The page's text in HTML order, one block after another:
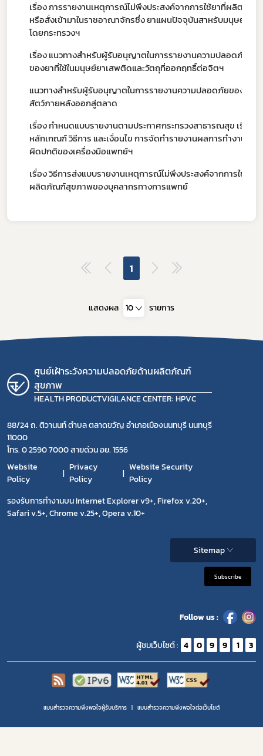
เรื่อง การรายงานเหตุการณ์ไม่พึงประสงค์จากการใช้ยาที่ผลิต นา
หรือสั่งเข้ามาในราชอาณาจักรซึ่ง ยาแผนปัจจุบันสาหรับมนุษย์
โดยกระทรวงฯ
เรื่อง แนวทางสำหรับผู้รับอนุญาตในการรายงานความปลอดภัย
ของยาที่ใช้ในมนุษย์ยาเสพติดและวัตถุที่ออกฤทธิ์ต่อจิตฯ
แนวทางสำหรับผู้รับอนุญาตในการรายงานความปลอดภัยของยา
สัตว์ภายหลังออกสู่ตลาด
เรื่อง กำหนดแบบรายงานตามประกาศกระทรวงสาธารณสุข เรื่อง
หลักเกณฑ์ วิธีการ และเงื่อนไข การจัดทำรายงานผลการทำงานอัน
ผิดปกติของเครื่องมือแพทย์ฯ
เรื่อง วิธีการส่งแบบรายงานเหตุการณ์ไม่พึงประสงค์จากการใช้
ผลิตภัณฑ์สุขภาพของบุคลากรทางการแพทย์
1
แสดงผล 10 รายการ
ศูนย์เฝ้าระวังความปลอดภัยด้านผลิตภัณฑ์
สุขภาพ
HEALTH PRODUCTVIGILANCE CENTER: HPVC
88/24 ถ. ติวานนท์ ตำบล ตลาดขวัญ อำเภอเมืองนนทบุรี นนทบุรี
11000
โทร. 0 2590 7000 สายด่วน อย. 1556
Website
Policy
Privacy
Policy
Website Security
Policy
รองรับการทำงานบน Internet Explorer v9+, Firefox v.20+,
Safari v.5+, Chrome v.25+, Opera v.10+
Sitemap
Subscribe
Follow us :
ผู้ชมเว็บไซต์ : 4 0 9 9 1 3
แบบสำรวจความพึงพอใจผู้รับบริการ แบบสำรวจความพีงพอใจต่อเว็บไซต์
Subscribe